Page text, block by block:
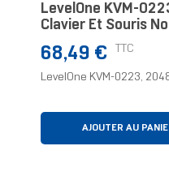
LevelOne KVM-
Clavier Et Souris
Prix
68,49 € TTC
LevelOne KVM-0223,
AJOUTER AU